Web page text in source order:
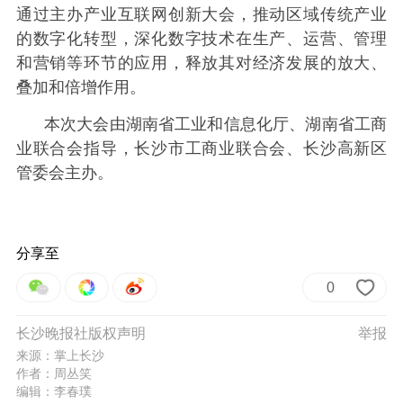
通过主办产业互联网创新大会，推动区域传统产业
的数字化转型，深化数字技术在生产、运营、管理
和营销等环节的应用，释放其对经济发展的放大、
叠加和倍增作用。
本次大会由湖南省工业和信息化厅、湖南省工商
业联合会指导，长沙市工商业联合会、长沙高新区
管委会主办。
分享至
0
举报
长沙晚报社版权声明
来源：掌上长沙
作者：周丛笑
编辑：李春璞